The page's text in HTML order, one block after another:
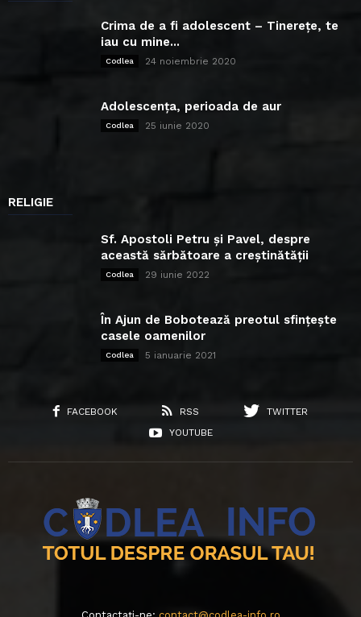
Crima de a fi adolescent – Tinerețe, te
iau cu mine...
Codlea 24 noiembrie 2020
Adolescența, perioada de aur
Codlea 25 iunie 2020
RELIGIE
Sf. Apostoli Petru și Pavel, despre
această sărbătoare a creștinătății
Codlea 29 iunie 2022
În Ajun de Bobotează preotul sfințește
casele oamenilor
Codlea 5 ianuarie 2021
FACEBOOK RSS
TWITTER
YOUTUBE